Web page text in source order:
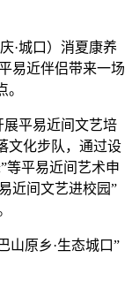
·城口）消夏康养
易近伴侣带来一场
平易近间文艺培
文化步队，通过设
等平易近间艺术申
近间文艺进校园”
原乡·生态城口”